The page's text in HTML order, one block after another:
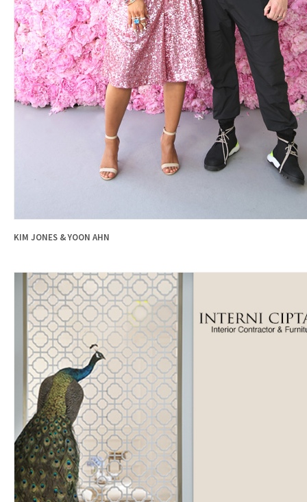
KIM JONES & YOON AHN